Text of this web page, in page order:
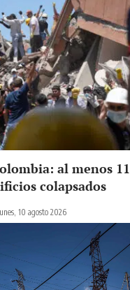
al menos
colapsados
10 agosto 2026